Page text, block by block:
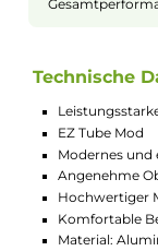
Leistung
Der
gerändelten
Display an
und
zusätzlich